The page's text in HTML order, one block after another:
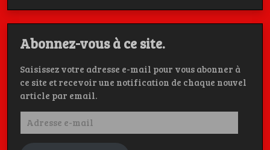
Abonnez-vous à ce site.
Saisissez votre adresse e-mail pour vous abonner à
ce site et recevoir une notification de chaque nouvel
article par email.
Adresse
mail